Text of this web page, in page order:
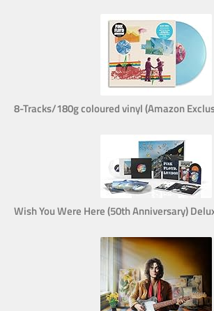
8-Tracks/180g coloured vinyl (Amazon
Wish You Were Here (50th Anniversary)